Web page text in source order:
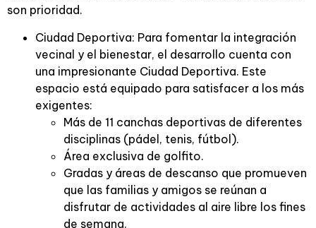
son prioridad.
Ciudad Deportiva: Para fomentar la integración
vecinal y el bienestar, el desarrollo cuenta con
una impresionante Ciudad Deportiva. Este
espacio está equipado para satisfacer a los más
exigentes:
Más de 11 canchas deportivas de diferentes
disciplinas (pádel, tenis, fútbol).
Área exclusiva de golfito.
Gradas y áreas de descanso que promueven
que las familias y amigos se reúnan a
disfrutar de actividades al aire libre los fines
de semana.